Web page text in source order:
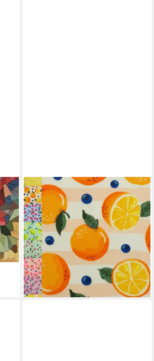
MAGAM-STOFFE
Stoff "Früchte", Deko
Baumwollstoff ÖKO-TEX
Meterware ab 50cm
6,90 €
(13,80 €/ 1 m)
lieferbar - in 2-3 Werktagen bei dir
+3